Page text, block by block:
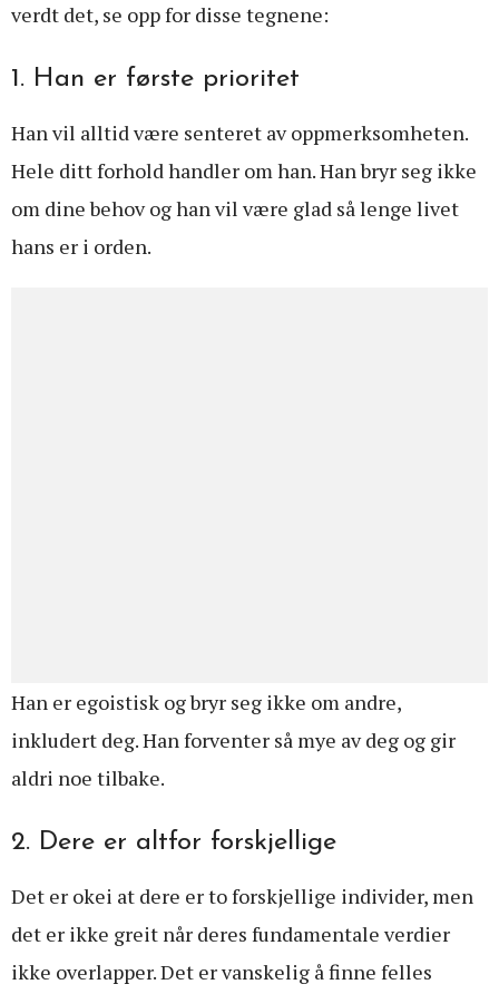
verdt det, se opp for disse tegnene:
1. Han er første prioritet
Han vil alltid være senteret av oppmerksomheten.
Hele ditt forhold handler om han. Han bryr seg ikke
om dine behov og han vil være glad så lenge livet
hans er i orden.
Han er egoistisk og bryr seg ikke om andre,
inkludert deg. Han forventer så mye av deg og gir
aldri noe tilbake.
2. Dere er altfor forskjellige
Det er okei at dere er to forskjellige individer, men
det er ikke greit når deres fundamentale verdier
ikke overlapper. Det er vanskelig å finne felles